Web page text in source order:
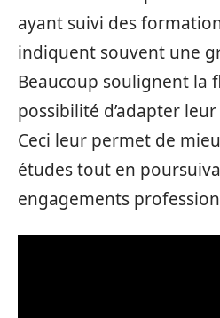
ayant suivi des
indiquent souvent une
Beaucoup soulignent la
possibilité d’adapter
Ceci leur permet de
études tout en
engagements